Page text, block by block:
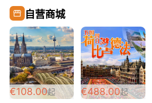
自营商城
€108.00起 €488.00起